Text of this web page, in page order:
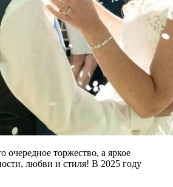
очередное торжество, а яркое
любви и стиля! В 2025 году